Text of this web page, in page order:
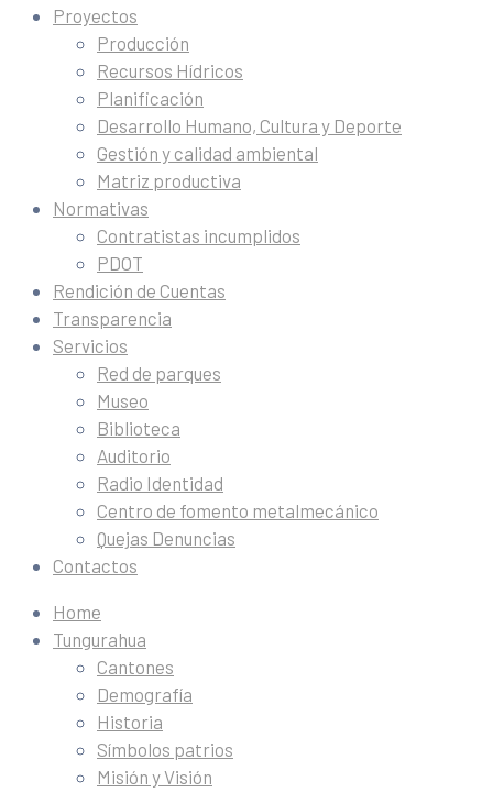
Proyectos
Producción
Recursos Hídricos
Planificación
Desarrollo Humano, Cultura y Deporte
Gestión y calidad ambiental
Matriz productiva
Normativas
Contratistas incumplidos
PDOT
Rendición de Cuentas
Transparencia
Servicios
Red de parques
Museo
Biblioteca
Auditorio
Radio Identidad
Centro de fomento metalmecánico
Quejas Denuncias
Contactos
Home
Tungurahua
Cantones
Demografía
Historia
Símbolos patrios
Misión y Visión